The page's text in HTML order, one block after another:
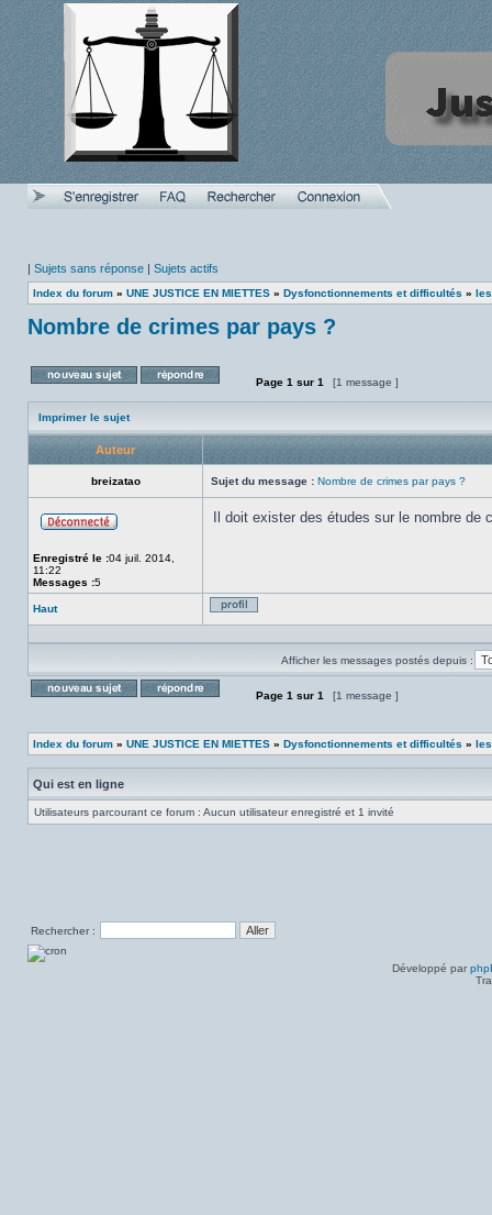
| Sujets sans réponse | Sujets actifs
Index du forum » UNE JUSTICE EN MIETTES » Dysfonctionnements et difficultés »
Nombre de crimes par pays ?
Poster un nouveau sujetRépondre au sujet
Page 1 sur 1 [1 message ]
Imprimer le sujet
Auteur
breizatao Sujet du message : Nombre de crimes par pays ?
Enregistré le :04 juil. 2014,
11:22
Messages :5
Il doit exister des études sur le nombre
Haut
Profil
Afficher les messages postés depuis :
Page 1 sur 1 [1 message ]
Index du forum » UNE JUSTICE EN MIETTES » Dysfonctionnements et difficultés »
Qui est en ligne
Utilisateurs parcourant ce forum : Aucun utilisateur enregistré et 1 invité
Rechercher :
Développé par